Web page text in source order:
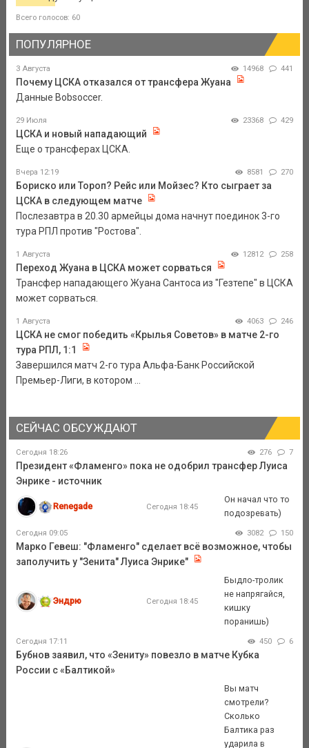
Всего голосов: 60
ПОПУЛЯРНОЕ
3 Августа 14968 441
Почему ЦСКА отказался от трансфера Жуана
Данные Bobsoccer.
29 Июля 23368 429
ЦСКА и новый нападающий
Еще о трансферах ЦСКА.
Вчера 12:19 8581 270
Бориско или Тороп? Рейс или Мойзес? Кто сыграет за
ЦСКА в следующем матче
Послезавтра в 20.30 армейцы дома начнут поединок 3-го
тура РПЛ против "Ростова".
1 Августа 12812 258
Переход Жуана в ЦСКА может сорваться
Трансфер нападающего Жуана Сантоса из "Гезтепе" в ЦСКА
может сорваться.
1 Августа 4063 246
ЦСКА не смог победить «Крылья Советов» в матче 2-го
тура РПЛ, 1:1
Завершился матч 2-го тура Альфа-Банк Российской
Премьер-Лиги, в котором ...
СЕЙЧАС ОБСУЖДАЮТ
Сегодня 18:26 276 7
Президент «Фламенго» пока не одобрил трансфер Луиса
Энрике - источник
Renegade Сегодня 18:45
Он начал что то
подозревать)
Сегодня 09:05 3082 150
Марко Гевеш: "Фламенго" сделает всё возможное, чтобы
заполучить у "Зенита" Луиса Энрике"
Эндрю Сегодня 18:45
Быдло-тролик
не напрягайся,
кишку
поранишь)
Сегодня 17:11 450 6
Бубнов заявил, что «Зениту» повезло в матче Кубка
России с «Балтикой»
Вы матч
смотрели?
Сколько
Балтика раз
ударила в